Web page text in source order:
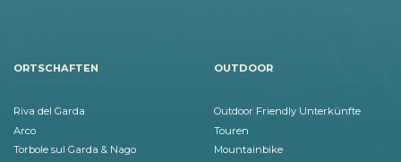
ORTSCHAFTEN
Riva del Garda
Arco
Torbole sul Garda & Nago
OUTDOOR
Outdoor Friendly Unterkünfte
Touren
Mountainbike